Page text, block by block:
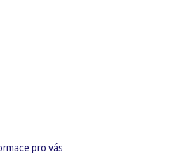
pro vás